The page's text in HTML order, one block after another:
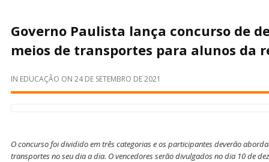
Governo Paulista lança concurso de
meios de transportes para alunos da
IN EDUCAÇÃO ON 24 DE SETEMBRO DE 2021
O concurso foi dividido em três categorias e os participantes deverão
transportes no seu dia a dia. O vencedores serão divulgados no dia 10 de